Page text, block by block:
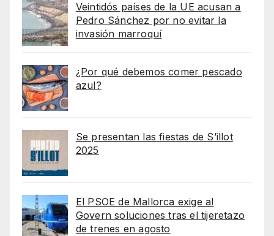
Veintidós países de la UE acusan a
Pedro Sánchez por no evitar la
invasión marroquí
¿Por qué debemos comer pescado
azul?
Se presentan las fiestas de S’illot
2025
El PSOE de Mallorca exige al
Govern soluciones tras el tijeretazo
de trenes en agosto